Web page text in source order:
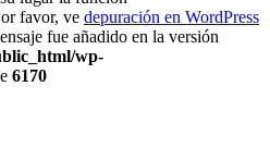
favor, ve depuración en WordPress
fue añadido en la versión
wp-
6170